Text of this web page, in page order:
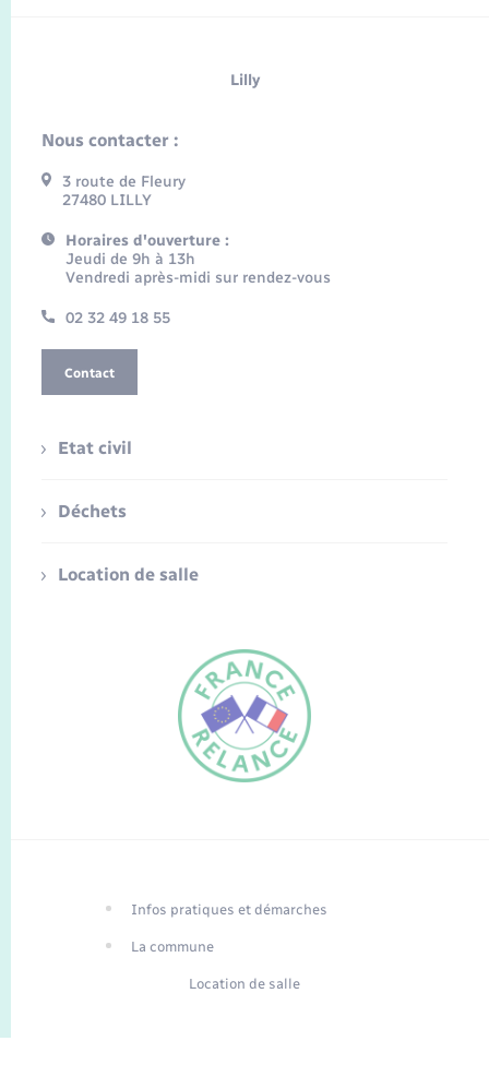
Traduction du
Lilly
Nous contacter :
3 route de Fleury
27480 LILLY
Horaires d'ouverture :
Jeudi de 9h à 13h
Vendredi après-midi sur rendez-vous
02 32 49 18 55
Contact
Etat civil
Déchets
Location de salle
Infos pratiques et démarches
La commune
Location de salle